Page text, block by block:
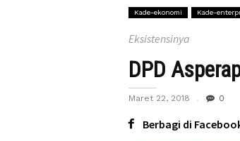
Kade-ekonomi Kade-
Eksistensinya
DPD
Maret 22, 2018 0
Berbagi di